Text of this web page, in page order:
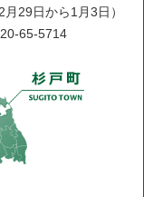
29日から1月3日）
65-5714